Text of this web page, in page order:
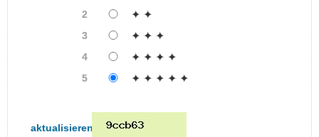
2 ✦ ✦
3 ✦ ✦ ✦
4 ✦ ✦ ✦ ✦
5 ✦ ✦ ✦ ✦ ✦
aktualisieren